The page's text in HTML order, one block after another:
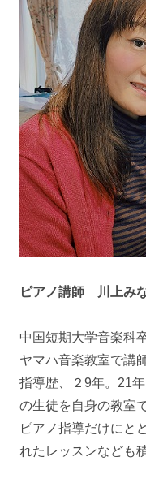
ピアノ講師 川上み
中国短期大学音楽科
ヤマハ音楽教室で講
指導歴、２9年。21
の生徒を自身の教室
ピアノ指導だけにと
れたレッスンなども